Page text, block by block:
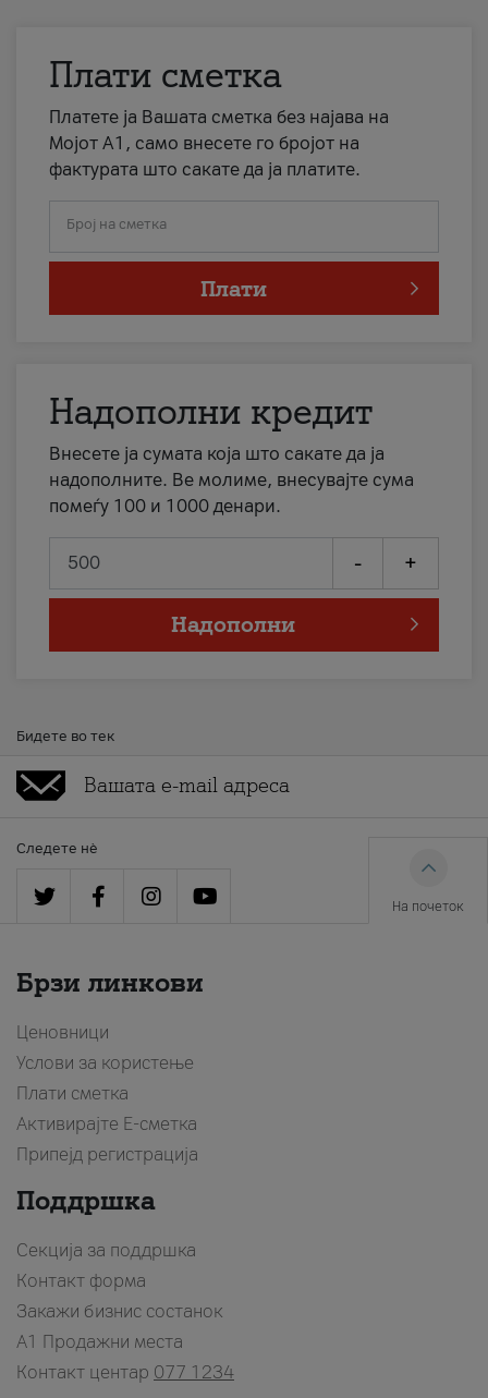
Плати сметка
Платете ја Вашата сметка без најава на
Мојот А1, само внесете го бројот на
фактурата што сакате да ја платите.
Број на сметка
Плати
Надополни кредит
Внесете ја сумата која што сакате да ја
надополните. Ве молиме, внесувајте сума
помеѓу 100 и 1000 денари.
- +
Надополни
Бидете во тек
Следете нè
На почеток
Брзи линкови
Ценовници
Услови за користење
Плати сметка
Активирајте Е-сметка
Припејд регистрација
Поддршка
Секција за поддршка
Контакт форма
Закажи бизнис состанок
A1 Продажни места
Контакт центар 077 1234